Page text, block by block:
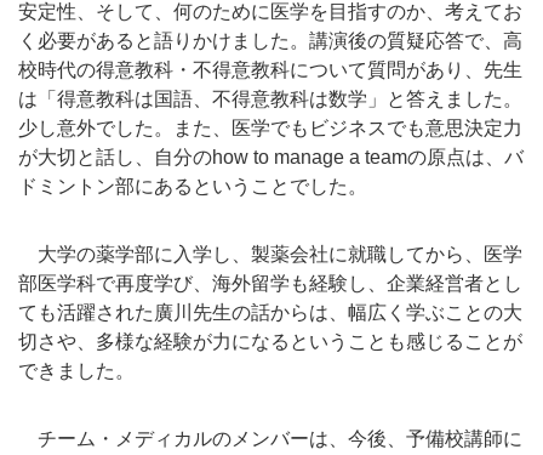
安定性、そして、何のために医学を目指すのか、考えてお
く必要があると語りかけました。講演後の質疑応答で、高
校時代の得意教科・不得意教科について質問があり、先生
は「得意教科は国語、不得意教科は数学」と答えました。
少し意外でした。また、医学でもビジネスでも意思決定力
が大切と話し、自分のhow to manage a teamの原点は、バ
ドミントン部にあるということでした。
大学の薬学部に入学し、製薬会社に就職してから、医学
部医学科で再度学び、海外留学も経験し、企業経営者とし
ても活躍された廣川先生の話からは、幅広く学ぶことの大
切さや、多様な経験が力になるということも感じることが
できました。
チーム・メディカルのメンバーは、今後、予備校講師に